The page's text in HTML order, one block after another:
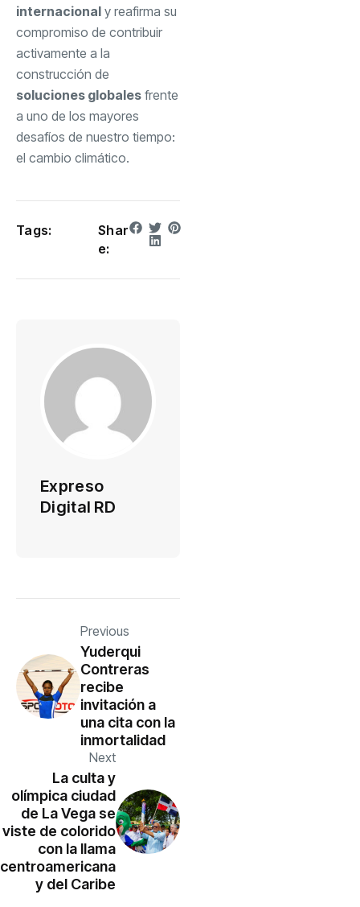
internacional y reafirma su
compromiso de contribuir
activamente a la
construcción de
soluciones globales frente
a uno de los mayores
desafíos de nuestro tiempo:
el cambio climático.
Tags:
Shar
e:
Expreso
Digital RD
Previous
Yuderqui
Contreras
recibe
invitación a
una cita con la
inmortalidad
Next
La culta y
olímpica ciudad
de La Vega se
viste de colorido
con la llama
centroamericana
y del Caribe